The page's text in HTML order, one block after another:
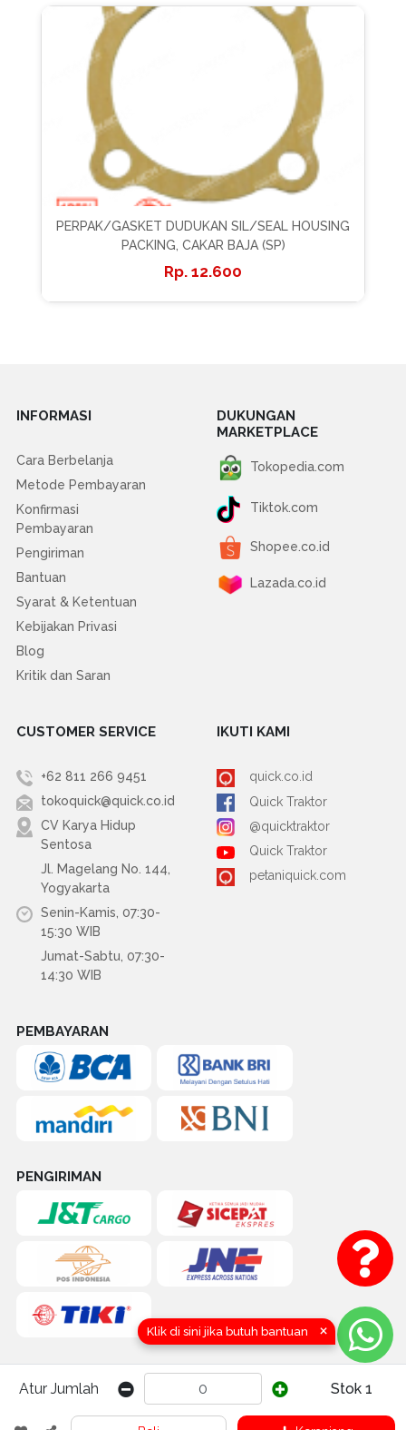
Klik di sini jika butuh bantuan ×
PERPAK/GASKET DUDUKAN SIL/SEAL HOUSING
PACKING, CAKAR BAJA (SP)
12.600
Atur Jumlah Stok 1
INFORMASI
Cara Berbelanja
Metode Pembayaran
Konfirmasi
Pembayaran
Pengiriman
Bantuan
Syarat & Ketentuan
Kebijakan Privasi
Blog
Kritik dan Saran
DUKUNGAN
MARKETPLACE
Tokopedia.com
Tiktok.com
Shopee.co.id
Lazada.co.id
CUSTOMER SERVICE
+62 811 266 9451
tokoquick@quick.co.id
CV Karya Hidup
Sentosa
Jl. Magelang No. 144,
Yogyakarta
Senin-Kamis, 07:30-
15:30 WIB
Jumat-Sabtu, 07:30-
14:30 WIB
IKUTI KAMI
quick.co.id
Quick Traktor
@quicktraktor
Quick Traktor
petaniquick.com
PEMBAYARAN
PENGIRIMAN
COPYRIGHT (C) 2016-2026 by TOKOQUICK.ID | CV. KARYA HIDUP